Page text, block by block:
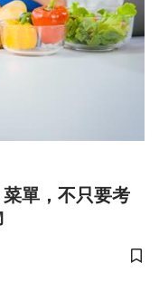
單，不只要考
儲